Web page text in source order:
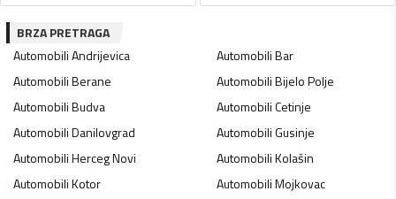
BRZA PRETRAGA
AutomobiliAndrijevica AutomobiliBar
AutomobiliBerane AutomobiliBijelo Polje
AutomobiliBudva AutomobiliCetinje
AutomobiliDanilovgrad AutomobiliGusinje
AutomobiliHerceg Novi AutomobiliKolašin
AutomobiliKotor AutomobiliMojkovac